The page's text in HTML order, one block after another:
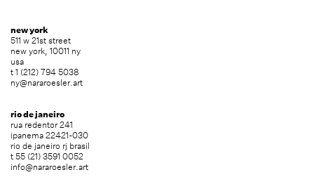
new york
511 w 21st street
new york, 10011 ny
usa
t 1 (212) 794 5038
ny@nararoesler.art
rio de janeiro
rua redentor 241
ipanema 22421-030
rio de janeiro rj brasil
t 55 (21) 3591 0052
info@nararoesler.art